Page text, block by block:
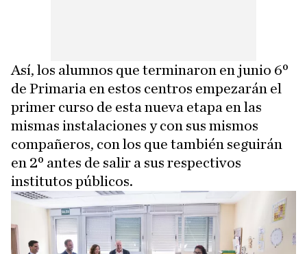
Así, los alumnos que terminaron en junio 6º
de Primaria en estos centros empezarán el
primer curso de esta nueva etapa en las
mismas instalaciones y con sus mismos
compañeros, con los que también seguirán
en 2º antes de salir a sus respectivos
institutos públicos.